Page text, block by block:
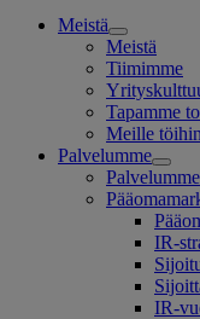
Meistä
Meistä
Tiimimme
Tapamme
Meille töihin
Palvelumme
Palvelumme
IR-
IR-